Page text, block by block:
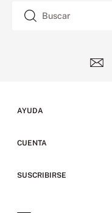
Buscar
AYUDA
Preguntas frecuentes
CUENTA
SUSCRIBIRSE